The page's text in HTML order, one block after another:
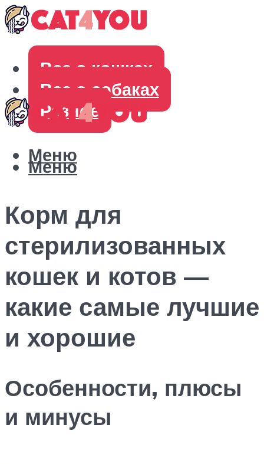
Все о кошках
Все о собаках
Разное
Меню
Меню
Корм для
стерилизованных
кошек и котов —
какие самые лучшие
и хорошие
Особенности, плюсы
и минусы